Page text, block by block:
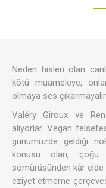
Neden hisleri olan
kötü muameleye,
olmaya ses
Valéry Giroux ve
alıyorlar. Vegan
günümüzde geldiği
konusu olan, çoğu
sömürüsünden kâr elde
eziyet etmeme